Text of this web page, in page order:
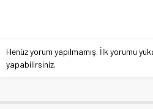
Henüz yorum yapılmamış. İlk yorumu
yapabilirsiniz.